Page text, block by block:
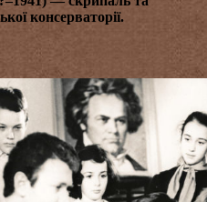
консерваторії.